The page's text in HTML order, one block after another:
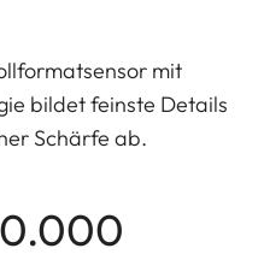
mit
bildet feinste Details
Schärfe ab.